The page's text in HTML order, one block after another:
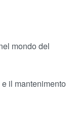
mondo del
il mantenimento